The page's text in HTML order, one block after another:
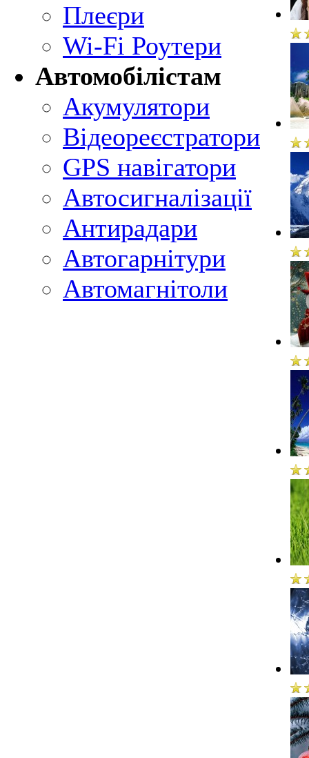
Плеєри
Wi-Fi Роутери
Автомобілістам
Акумулятори
Відеореєстратори
GPS навігатори
Автосигналізації
Антирадари
Автогарнітури
Автомагнітоли